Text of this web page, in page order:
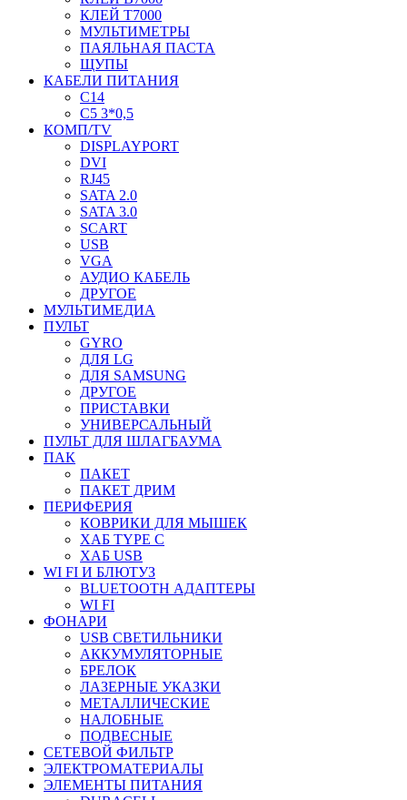
КЛЕЙ T7000
МУЛЬТИМЕТРЫ
ПАЯЛЬНАЯ ПАСТА
ЩУПЫ
КАБЕЛИ ПИТАНИЯ
C14
C5 3*0,5
КОМП/TV
DISPLAYPORT
DVI
RJ45
SATA 2.0
SATA 3.0
SCART
USB
VGA
АУДИО КАБЕЛЬ
ДРУГОЕ
МУЛЬТИМЕДИА
ПУЛЬТ
GYRO
ДЛЯ LG
ДЛЯ SAMSUNG
ДРУГОЕ
ПРИСТАВКИ
УНИВЕРСАЛЬНЫЙ
ПУЛЬТ ДЛЯ ШЛАГБАУМА
ПАК
ПАКЕТ
ПАКЕТ ДРИМ
ПЕРИФЕРИЯ
КОВРИКИ ДЛЯ МЫШЕК
ХАБ TYPE C
ХАБ USB
WI FI И БЛЮТУЗ
BLUETOOTH АДАПТЕРЫ
WI FI
ФОНАРИ
USB СВЕТИЛЬНИКИ
АККУМУЛЯТОРНЫЕ
БРЕЛОК
ЛАЗЕРНЫЕ УКАЗКИ
МЕТАЛЛИЧЕСКИЕ
НАЛОБНЫЕ
ПОДВЕСНЫЕ
СЕТЕВОЙ ФИЛЬТР
ЭЛЕКТРОМАТЕРИАЛЫ
ЭЛЕМЕНТЫ ПИТАНИЯ